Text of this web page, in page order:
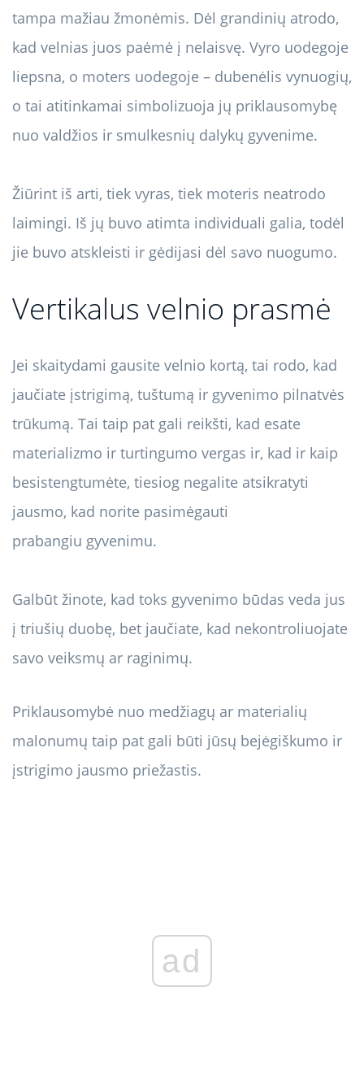
tampa mažiau žmonėmis. Dėl grandinių atrodo,
kad velnias juos paėmė į nelaisvę. Vyro uodegoje
liepsna, o moters uodegoje – dubenėlis vynuogių,
o tai atitinkamai simbolizuoja jų priklausomybę
nuo valdžios ir smulkesnių dalykų gyvenime.
Žiūrint iš arti, tiek vyras, tiek moteris neatrodo
laimingi. Iš jų buvo atimta individuali galia, todėl
jie buvo atskleisti ir gėdijasi dėl savo nuogumo.
Vertikalus velnio prasmė
Jei skaitydami gausite velnio kortą, tai rodo, kad
jaučiate įstrigimą, tuštumą ir gyvenimo pilnatvės
trūkumą. Tai taip pat gali reikšti, kad esate
materializmo ir turtingumo vergas ir, kad ir kaip
besistengtumėte, tiesiog negalite atsikratyti
jausmo, kad norite pasimėgauti
prabangiu gyvenimu.
Galbūt žinote, kad toks gyvenimo būdas veda jus
į triušių duobę, bet jaučiate, kad nekontroliuojate
savo veiksmų ar raginimų.
Priklausomybė nuo medžiagų ar materialių
malonumų taip pat gali būti jūsų bejėgiškumo ir
įstrigimo jausmo priežastis.
ad